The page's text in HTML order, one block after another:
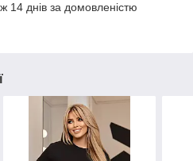
14 днів за домовленістю